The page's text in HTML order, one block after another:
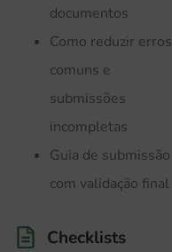
documentos
Como reduzir erros
comuns e
submissões
incompletas
Guia de submissão
com validação final
Checklists